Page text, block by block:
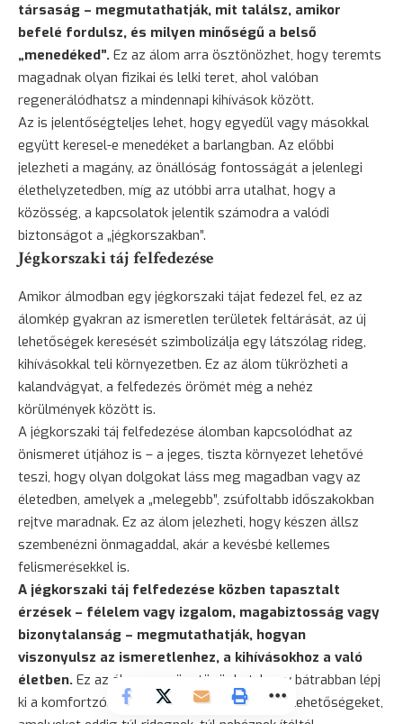
társaság – megmutathatják, mit találsz, amikor
befelé fordulsz, és milyen minőségű a belső
„menedéked”. Ez az álom arra ösztönözhet, hogy teremts
magadnak olyan fizikai és lelki teret, ahol valóban
regenerálódhatsz a mindennapi kihívások között.
Az is jelentőségteljes lehet, hogy egyedül vagy másokkal
együtt keresel-e menedéket a barlangban. Az előbbi
jelezheti a magány, az önállóság fontosságát a jelenlegi
élethelyzetedben, míg az utóbbi arra utalhat, hogy a
közösség, a kapcsolatok jelentik számodra a valódi
biztonságot a „jégkorszakban”.
Jégkorszaki táj felfedezése
Amikor álmodban egy jégkorszaki tájat fedezel fel, ez az
álomkép gyakran az ismeretlen területek feltárását, az új
lehetőségek keresését szimbolizálja egy látszólag rideg,
kihívásokkal teli környezetben. Ez az álom tükrözheti a
kalandvágyat, a felfedezés örömét még a nehéz
körülmények között is.
A jégkorszaki táj felfedezése álomban kapcsolódhat az
önismeret útjához is – a jeges, tiszta környezet lehetővé
teszi, hogy olyan dolgokat láss meg magadban vagy az
életedben, amelyek a „melegebb”, zsúfoltabb időszakokban
rejtve maradnak. Ez az álom jelezheti, hogy készen állsz
szembenézni önmagaddal, akár a kevésbé kellemes
felismerésekkel is.
A jégkorszaki táj felfedezése közben tapasztalt
érzések – félelem vagy izgalom, magabiztosság vagy
bizonytalanság – megmutathatják, hogyan
viszonyulsz az ismeretlenhez, a kihívásokhoz a való
életben. Ez az álom arra ösztönözhet, hogy bátrabban lépj
ki a komfortzónádból, és fedezd fel azokat a lehetőségeket,